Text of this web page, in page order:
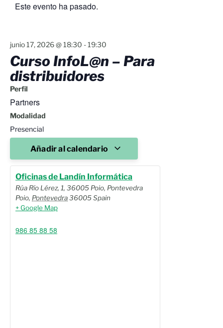
Este evento ha pasado.
junio 17, 2026@18:30 -19:30
Curso InfoL@n – Para
distribuidores
Perfil
Partners
Modalidad
Presencial
Añadir al calendario
Oficinas de Landín Informática
Rúa Río Lérez, 1, 36005 Poio, Pontevedra
Poio, Pontevedra36005Spain
+ Google Map
986 85 88 58